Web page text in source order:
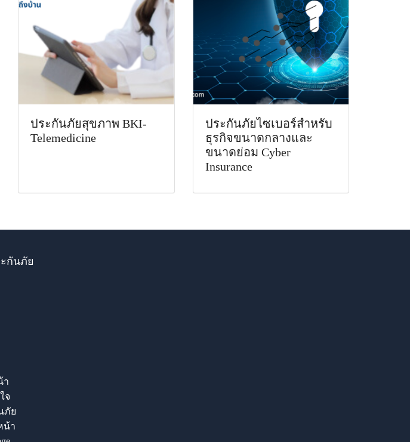
ประกันภัยสุขภาพ BKI-
Telemedicine
ประกันภัยไซเบอร์สำหรับ
ธุรกิจขนาดกลางและ
ขนาดย่อม Cyber
Insurance
กันภัย
า
จ
ภัย
น้า